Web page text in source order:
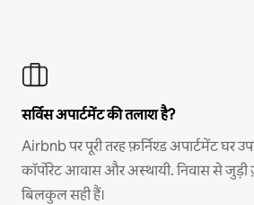
सर्विस अपार्टमेंट की तलाश है?
Airbnb पर पूरी तरह फ़र्निश्ड अपार्टमेंट घर
कॉर्पोरेट आवास और अस्थायी. निवास से
बिलकुल सही हैं।